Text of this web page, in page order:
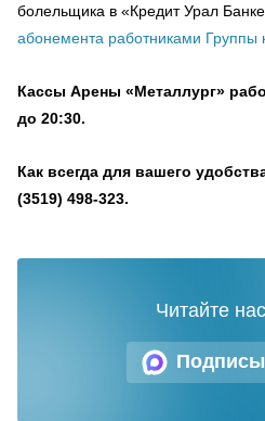
болельщика в «Кредит Урал
абонемента работниками
Кассы Арены «Металлург»
до 20:30.
Как всегда для вашего
(3519) 498-323.
Читайте